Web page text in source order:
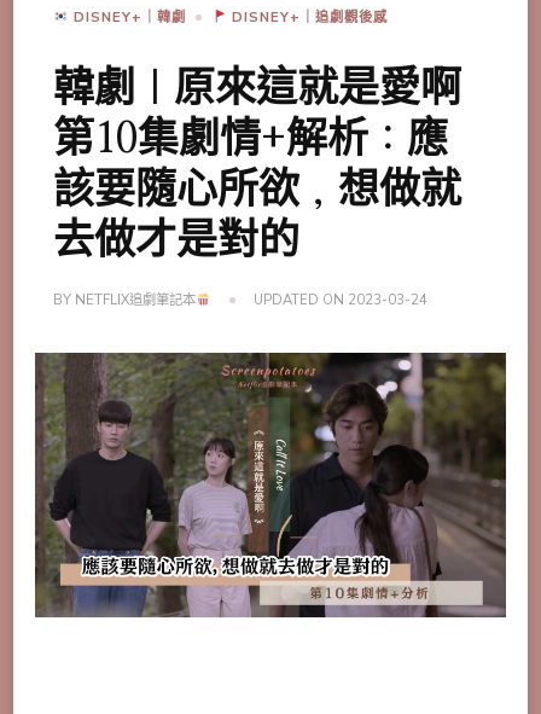
DISNEY+｜韓劇 DISNEY+｜追劇觀後感
韓劇｜原來這就是愛啊
第10集劇情+解析：應
該要隨心所欲，想做就
去做才是對的
BY NETFLIX追劇筆記本 UPDATED ON 2023-03-24